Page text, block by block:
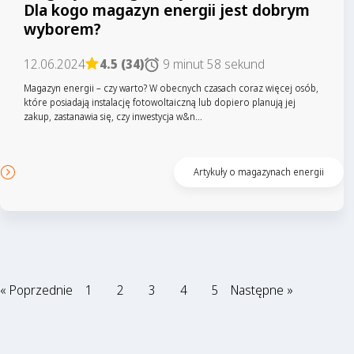
Dla kogo magazyn energii jest dobrym
wyborem?
12.06.2024 4.5 (34) 9 minut 58 sekund
Magazyn energii – czy warto? W obecnych czasach coraz więcej osób,
które posiadają instalację fotowoltaiczną lub dopiero planują jej
zakup, zastanawia się, czy inwestycja w&n...
Czytaj artykuł Artykuły o magazynach energii
« Poprzednie 1 2 3 4 5 Następne »